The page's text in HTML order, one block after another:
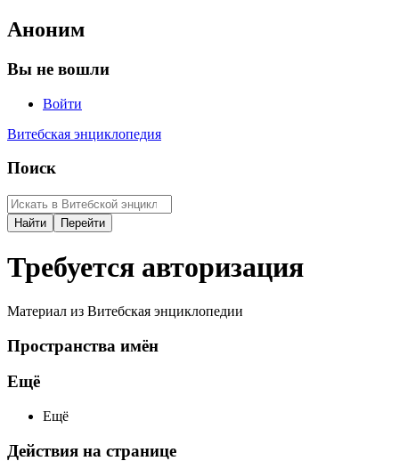
Аноним
Вы не вошли
Войти
Витебская энциклопедия
Поиск
Требуется авторизация
Материал из Витебская энциклопедии
Пространства имён
Ещё
Ещё
Действия на странице